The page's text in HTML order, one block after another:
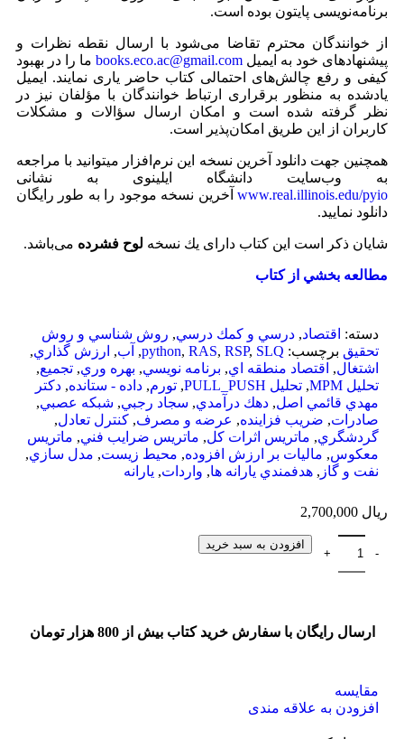
برنامه‏‌نویسی پایتون بوده است.
از خوانندگان محترم تقاضا می‌شود با ارسال نقطه نظرات و
پیشنهاد‌های خود به ایمیل books.eco.ac@gmail.com ما را در بهبود
کیفی و رفع چالش‌­های احتمالی کتاب حاضر یاری نمایند. ایمیل
یادشده به منظور برقراری ارتباط خوانندگان با مؤلفان نیز در
نظر گرفته شده است و امکان ارسال سؤالات و مشکلات
کاربران از این طریق امکان‌پذیر است.
همچنین جهت دانلود آخرین نسخه این نرم‌افزار می‏توانید با مراجعه
به وب‌سایت دانشگاه ایلینوی به نشانی
www.real.illinois.edu/pyio آخرین نسخه موجود را به طور رایگان
دانلود نمایید.
شايان ذكر است اين كتاب دارای يك نسخه لوح فشرده می‌باشد.
مطالعه بخشي از كتاب
دسته: اقتصاد, درسي و كمك درسي, روش شناسي و روش
تحقيق برچسب: python, RAS, RSP, SLQ
, آب, ارزش گذاري,
اشتغال, اقتصاد منطقه اي, برنامه نويسي, بهره وري, تجميع,
تحليل MPM
, تحليل PULL_PUSH , تورم, داده - ستانده, دكتر
مهدي قائمي اصل, دهك درآمدي, سجاد رجبي, شبكه عصبي,
صادرات, ضريب فزاينده, عرضه و مصرف, كنترل تعادل,
گردشگري, ماتريس اثرات كل, ماتريس ضرايب فني, ماتريس
معكوس, ماليات بر ارزش افزوده, محيط زيست, مدل سازي,
نفت و گاز , هدفمندي يارانه ها, واردات, يارانه
ریال
افزودن به سبد خرید
ارسال رایگان با سفارش خرید کتاب بیش از 800 هزار تومان
مقایسه
افزودن به علاقه مندی